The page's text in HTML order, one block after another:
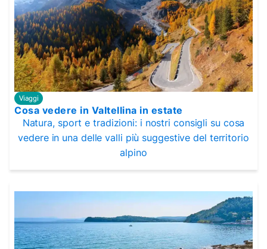
Viaggi
Cosa vedere in Valtellina in estate
Natura, sport e tradizioni: i nostri consigli su cosa
vedere in una delle valli più suggestive del territorio
alpino